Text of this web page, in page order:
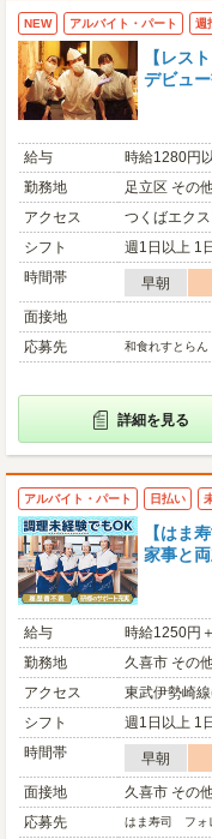
NEW アルバイト・パート 週
【レス
デビュ
給与
時給1280円
勤務地
足立区 その
アクセス
つくばエク
シフト
週1日以上 1
時間帯
早朝
面接地
応募先
和食れすとら
詳細を見る
アルバイト・パート 日払い
【はま
家事と
給与
時給1250円
勤務地
久喜市 その
アクセス
東武伊勢崎
シフト
週1日以上 1
時間帯
早朝
面接地
久喜市 その
応募先
はま寿司 フォ